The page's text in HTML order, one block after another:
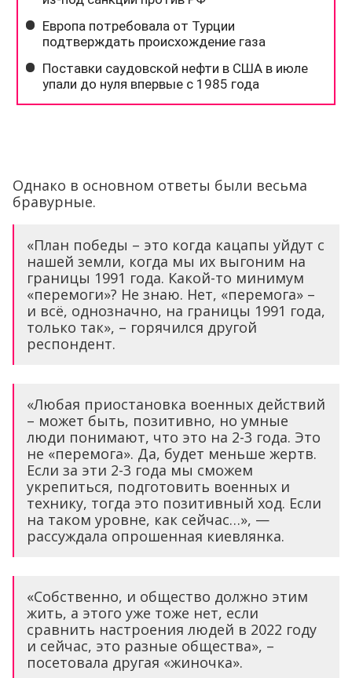
Однако в основном ответы были весьма
бравурные.
«План победы – это когда кацапы уйдут с
нашей земли, когда мы их выгоним на
границы 1991 года. Какой-то минимум
«перемоги»? Не знаю. Нет, «перемога» –
и всё, однозначно, на границы 1991 года,
только так», – горячился другой
респондент.
«Любая приостановка военных действий
– может быть, позитивно, но умные
люди понимают, что это на 2-3 года. Это
не «перемога». Да, будет меньше жертв.
Если за эти 2-3 года мы сможем
укрепиться, подготовить военных и
технику, тогда это позитивный ход. Если
на таком уровне, как сейчас…», —
рассуждала опрошенная киевлянка.
«Собственно, и общество должно этим
жить, а этого уже тоже нет, если
сравнить настроения людей в 2022 году
и сейчас, это разные общества», –
посетовала другая «жиночка».